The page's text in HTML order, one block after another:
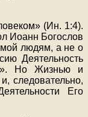
(Ин. 1:4).
Иоанн Богослов
людям, а не о
Деятельность
Но Жизнью и
следовательно,
Его